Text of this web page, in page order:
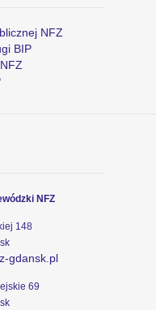
NFZ
BIP
NFZ
148
gdansk.pl
69